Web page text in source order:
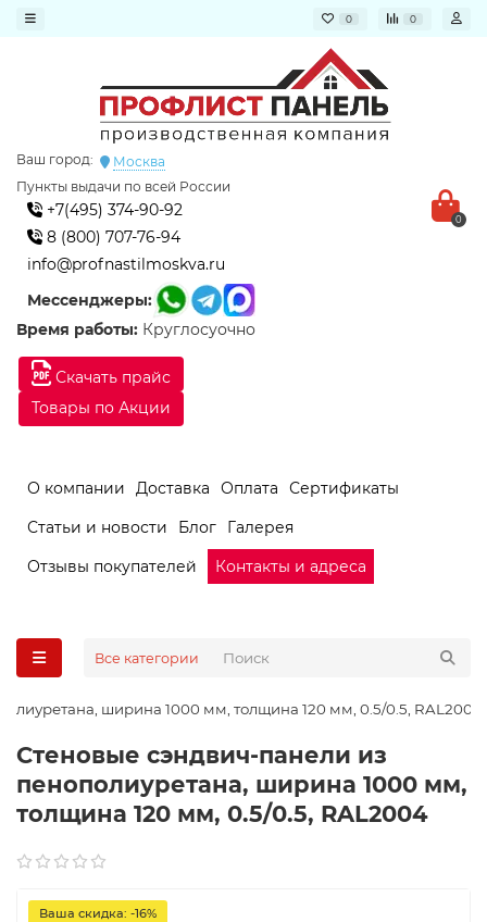
0 0
Скачать прайс
Товары по Акции
Ваш город:
Москва
Пункты выдачи по всей России
+7(495) 374-90-92
8 (800) 707-76-94
info@profnastilmoskva.ru
Мессенджеры:
Время работы: Круглосуочно
0
О компании Доставка Оплата
Сертификаты
Статьи и новости
Блог
Галерея
Отзывы покупателей
Контакты и адреса
Все категории
ширина 1000 мм, толщина 120 мм, 0.5/0.5, RAL2004
Стеновые сэндвич-панели из
пенополиуретана, ширина 1000 мм,
толщина 120 мм, 0.5/0.5, RAL2004
Ваша скидка: -16%